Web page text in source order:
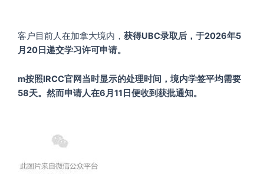
客户目前人在加拿大境内， 获得UBC录取后，于2026年5
月20日递交学习许可申请。
m按照IRCC官网当时显示的处理时间，境内学签平均需要
58天。然而申请人在6月11日便收到获批通知。